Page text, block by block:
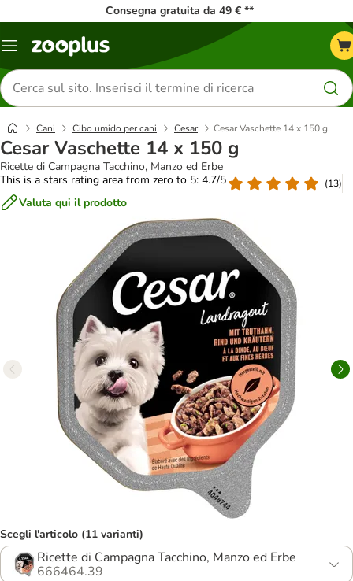
Consegna gratuita da 49 € **
Overview
Cerca
prodotti
Cani Cibo umido per cani Cesar Cesar Vaschette 14 x 150 g
Cesar Vaschette 14 x 150 g
Ricette di Campagna Tacchino, Manzo ed Erbe
This is a stars rating area from zero to 5: 4.7/5
(13)
Valuta qui il prodotto
Scegli l'articolo (11 varianti)
Ricette di Campagna Tacchino, Manzo ed Erbe
666464.39